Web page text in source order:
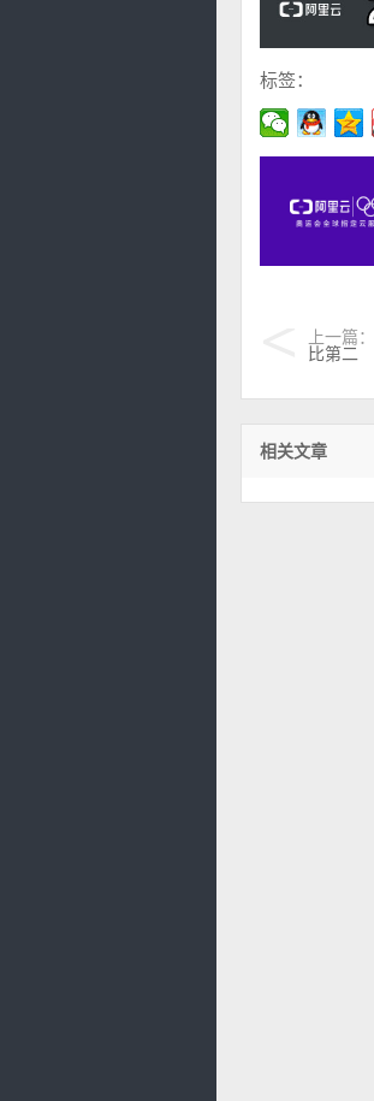
标签：
上一篇：
比第二
相关文章